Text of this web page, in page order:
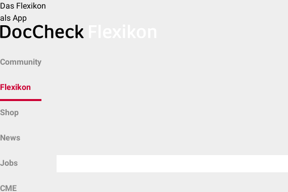
Das Flexikon
als App
Community
Flexikon
Shop
News
Jobs
CME